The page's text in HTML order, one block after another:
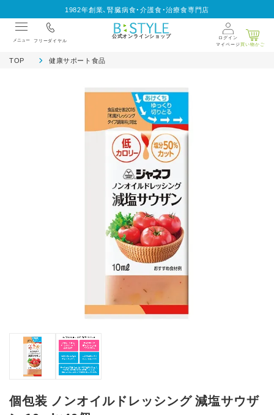
1982年創業、腎臓病食・介護食・治療食専門店
メニュー フリーダイヤル
公式オンラインショップ
ログイン
マイページ買い物かご
TOP 健康サポート食品
個包装 ノンオイルドレッシング 減塩サウザ